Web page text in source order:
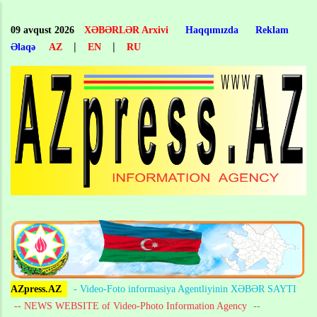
main
content
09 avqust 2026 XƏBƏRLƏR Arxivi Haqqımızda
Reklam
Əlaqə
AZ | EN | RU
AZpress.AZ
- Video-Foto informasiya Agentliyinin XƏBƏR SAYTI
-- NEWS WEBSITE of Video-Photo Information Agency --